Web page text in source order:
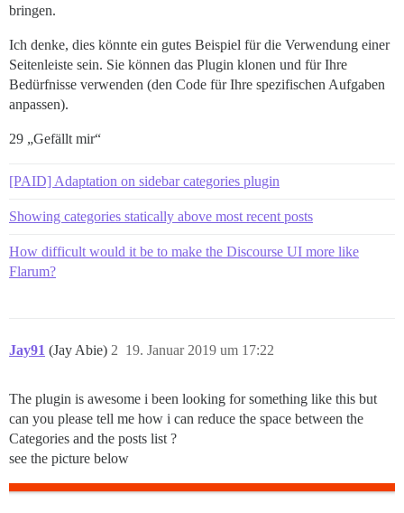
bringen.
Ich denke, dies könnte ein gutes Beispiel für die Verwendung einer
Seitenleiste sein. Sie können das Plugin klonen und für Ihre
Bedürfnisse verwenden (den Code für Ihre spezifischen Aufgaben
anpassen).
29 „Gefällt mir“
[PAID] Adaptation on sidebar categories plugin
Showing categories statically above most recent posts
How difficult would it be to make the Discourse UI more like
Flarum?
Jay91 (Jay Abie) 19. Januar 2019 um 17:22
2
The plugin is awesome i been looking for something like this but
can you please tell me how i can reduce the space between the
Categories and the posts list ?
see the picture below